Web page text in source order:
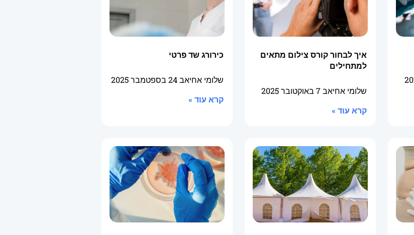
איך לבחור קורס צילום מתאים
למתחילים
שלומי אחיאב7 באוקטובר 2025
קרא עוד »
כירורג שד פרטי
שלומי אחיאב24 בספטמבר 2025
קרא עוד »